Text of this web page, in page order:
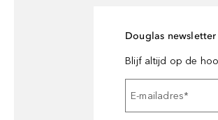
Douglas newsletter
Blijf altijd op de
E-mailadres*